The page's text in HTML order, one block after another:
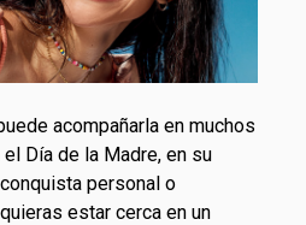
acompañarla en muchos
Día de la Madre, en su
personal o
estar cerca en un